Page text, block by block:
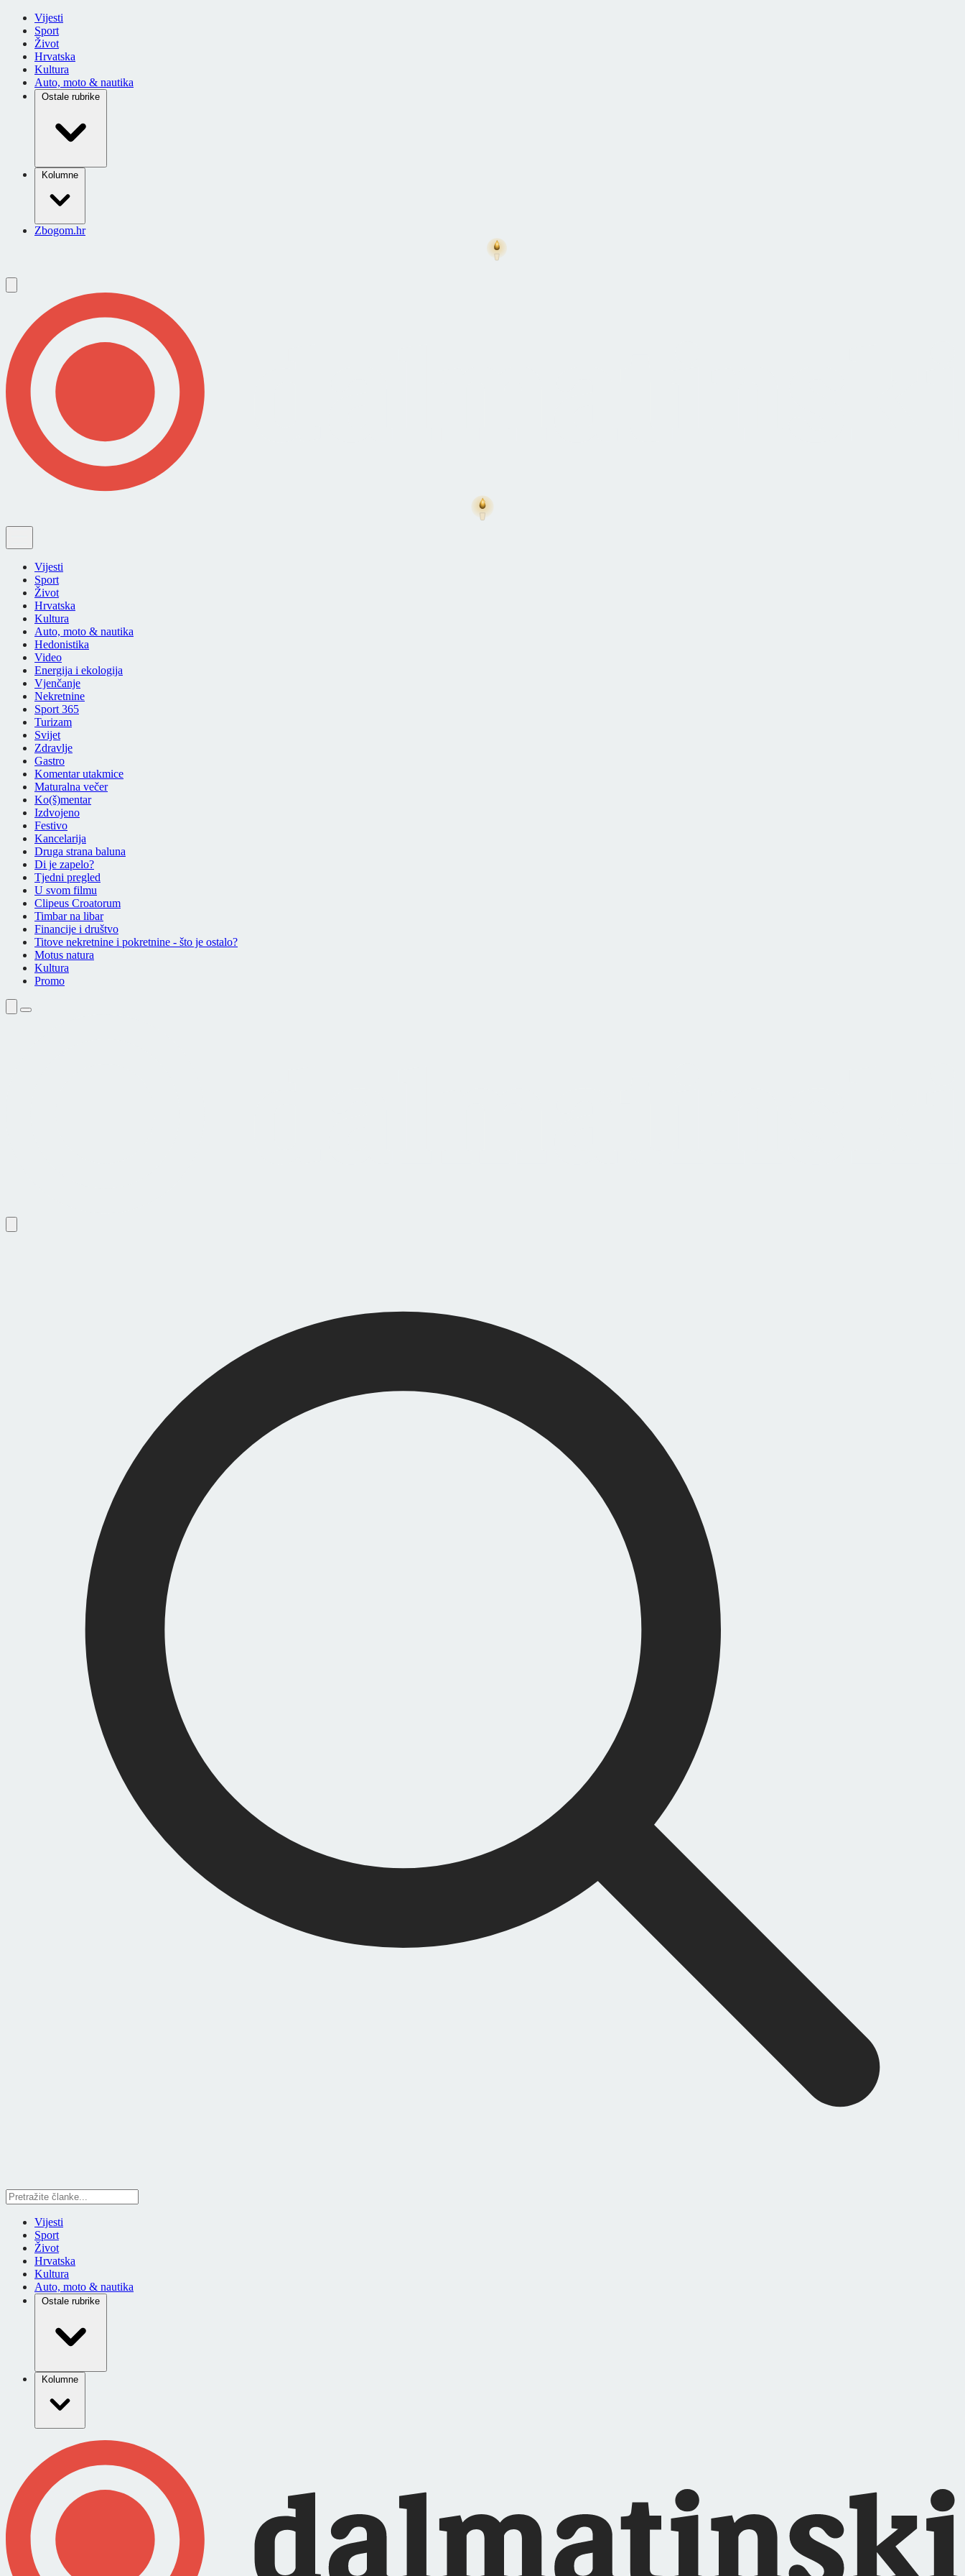
Vijesti
Sport
Život
Hrvatska
Kultura
Auto, moto & nautika
Ostale rubrike
Kolumne
Zbogom.hr
Vijesti
Sport
Život
Hrvatska
Kultura
Auto, moto & nautika
Hedonistika
Video
Energija i ekologija
Vjenčanje
Nekretnine
Sport 365
Turizam
Svijet
Zdravlje
Gastro
Komentar utakmice
Maturalna večer
Ko(š)mentar
Izdvojeno
Festivo
Kancelarija
Druga strana baluna
Di je zapelo?
Tjedni pregled
U svom filmu
Clipeus Croatorum
Timbar na libar
Financije i društvo
Titove nekretnine i pokretnine - što je ostalo?
Motus natura
Kultura
Promo
Vijesti
Sport
Život
Hrvatska
Kultura
Auto, moto & nautika
Ostale rubrike
Kolumne